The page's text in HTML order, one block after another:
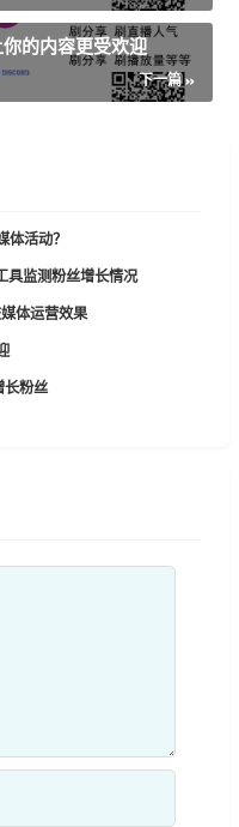
的内容更受欢迎
下一篇 »
活动？
监测粉丝增长情况
体运营效果
粉丝